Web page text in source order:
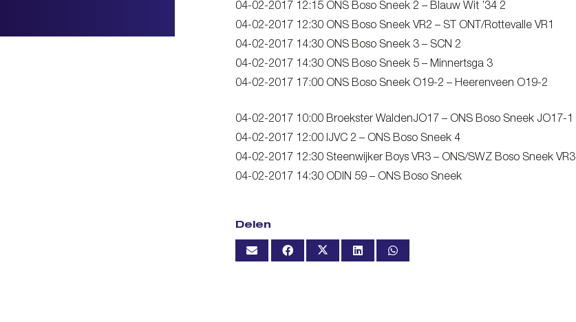
04-02-2017 12:15 ONS Boso Sneek 2 – Blauw Wit ’34 2
04-02-2017 12:30 ONS Boso Sneek VR2 – ST ONT/Rottevalle VR1
04-02-2017 14:30 ONS Boso Sneek 3 – SCN 2
04-02-2017 14:30 ONS Boso Sneek 5 – Minnertsga 3
04-02-2017 17:00 ONS Boso Sneek O19-2 – Heerenveen O19-2
04-02-2017 10:00 Broekster WaldenJO17 – ONS Boso Sneek JO17-1
04-02-2017 12:00 IJVC 2 – ONS Boso Sneek 4
04-02-2017 12:30 Steenwijker Boys VR3 – ONS/SWZ Boso Sneek VR3
04-02-2017 14:30 ODIN 59 – ONS Boso Sneek
Delen